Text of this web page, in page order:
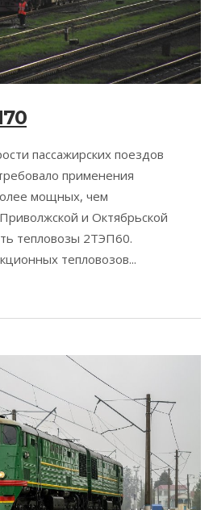
пассажирских поездов
применения
мощных, чем
и Октябрьской
тепловозы 2ТЭП60.
тепловозов...